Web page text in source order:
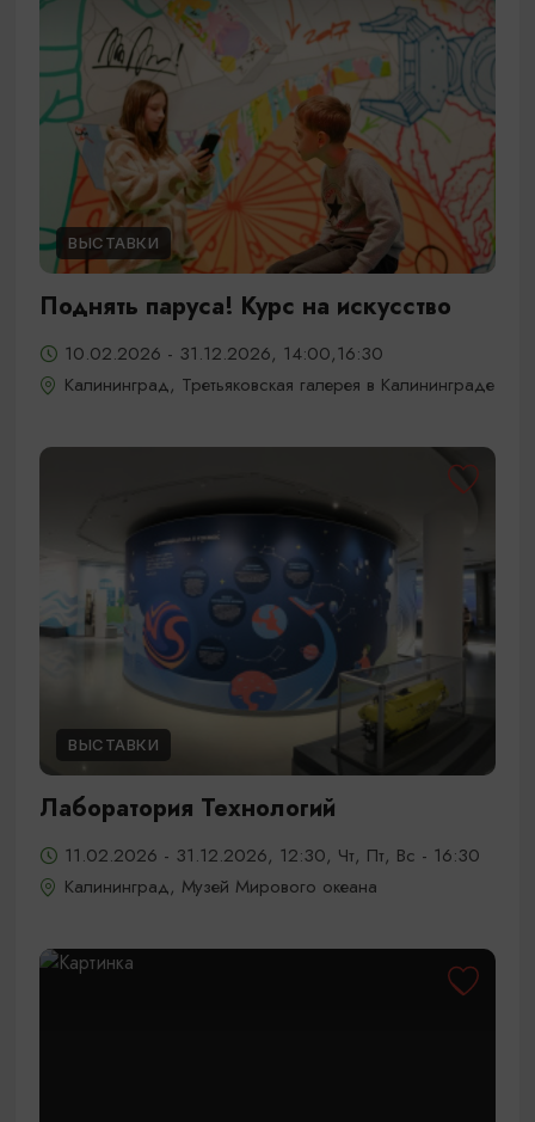
ВЫСТАВКИ
Поднять паруса! Курс на искусство
10.02.2026 - 31.12.2026, 14:00,16:30
Калининград, Третьяковская галерея в Калининграде
ВЫСТАВКИ
Лаборатория Технологий
11.02.2026 - 31.12.2026, 12:30, Чт, Пт, Вс - 16:30
Калининград, Музей Мирового океана